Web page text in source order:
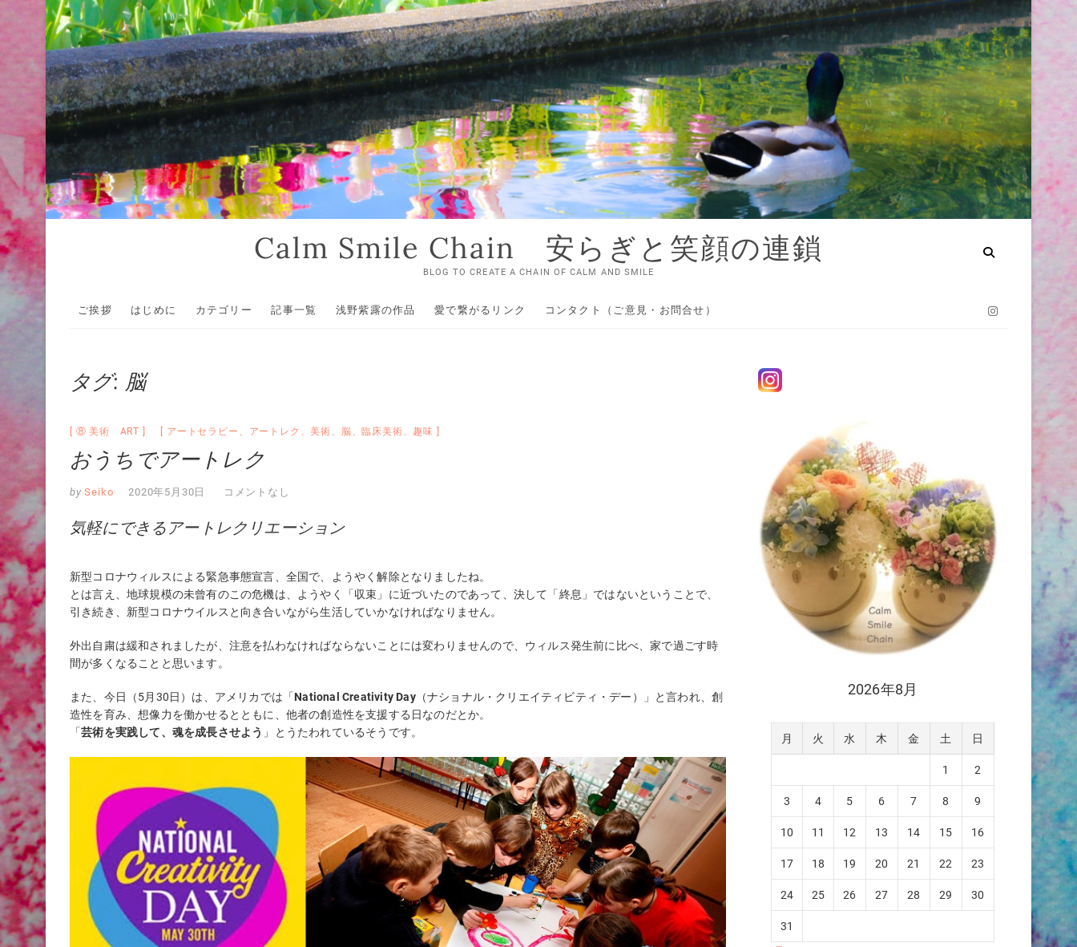
Calm Smile Chain 安らぎと笑顔の連鎖
BLOG TO CREATE A CHAIN OF CALM AND SMILE
Instagram
ご挨拶 はじめに カテゴリー 記事一覧 浅野紫露の作品 愛で繋がるリンク コンタクト（ご意見・お問合せ）
タグ: 脳
⑧ 美術 ART アートセラピー 、 アートレク 、美術、 脳、 臨床美術、 趣味
おうちでアートレク
by Seiko 2020年5月30日 コメントなし
気軽にできるアートレクリエーション
新型コロナウィルスによる緊急事態宣言、全国で、ようやく解除となりましたね。
とは言え、地球規模の未曾有のこの危機は、ようやく「収束」に近づいたのであって、決して「終息」ではないということで、
引き続き、新型コロナウイルスと向き合いながら生活していかなければなりません。
外出自粛は緩和されましたが、注意を払わなければならないことには変わりませんので、ウィルス発生前に比べ、家で過ごす時
間が多くなることと思います。
また、今日（5月30日）は、アメリカでは「National Creativity Day（ナショナル・クリエイティビティ・デー）」と言われ、創
造性を育み、想像力を働かせるとともに、他者の創造性を支援する日なのだとか。
「芸術を実践して、魂を成長させよう 」とうたわれているそうです。
2026年8月
月 火 水 木 金 土 日
1 2
3 4 5 6 7 8 9
10 11 12 13 14 15 16
17 18 19 20 21 22 23
24 25 26 27 28 29 30
31